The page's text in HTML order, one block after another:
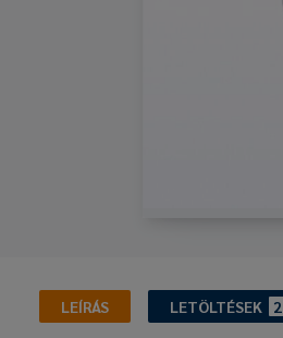
LEÍRÁS LETÖLTÉSEK 2